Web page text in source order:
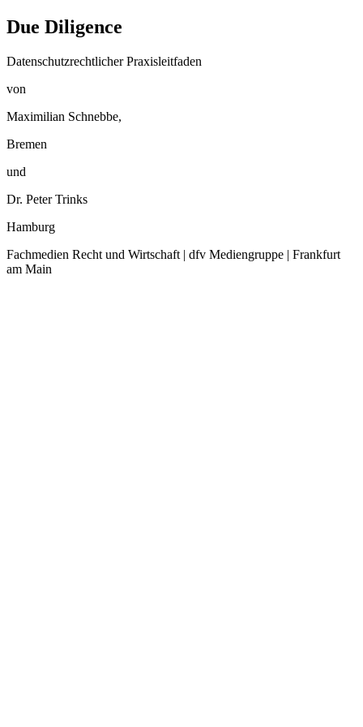
Due Diligence
Datenschutzrechtlicher Praxisleitfaden
von
Maximilian Schnebbe,
Bremen
und
Dr. Peter Trinks
Hamburg
Fachmedien Recht und Wirtschaft | dfv Mediengruppe | Frankfurt
am Main